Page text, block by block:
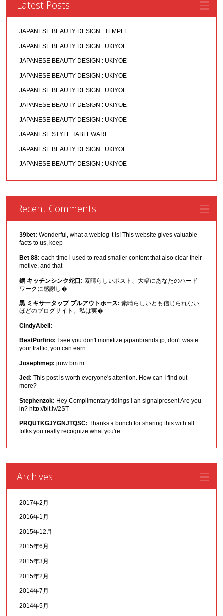
Latest Posts
JAPANESE BEAUTY DESIGN : TEMPLE
JAPANESE BEAUTY DESIGN : UKIYOE
JAPANESE BEAUTY DESIGN : UKIYOE
JAPANESE BEAUTY DESIGN : UKIYOE
JAPANESE BEAUTY DESIGN : UKIYOE
JAPANESE BEAUTY DESIGN : UKIYOE
JAPANESE BEAUTY DESIGN : UKIYOE
JAPANESE STYLE TABLEWARE
JAPANESE BEAUTY DESIGN : UKIYOE
JAPANESE BEAUTY DESIGN : UKIYOE
Recent Comments
39bet: Wonderful, what a weblog it is! This website gives valuable
facts to us, keep
Bet 88: each time i used to read smaller content that also clear their
motive, and that
銅 キッチンシンク蛇口: 素晴らしいポスト、大幅にあなたのハード
ワークに感謝し�
黒 ミキサータップ プルアウトホース: 素晴らしいとも信じられない
ほどのブログサイト。私は実�
CindyAbell:
BestPorfirio:
I see you don't monetize japanbrands.jp, don't waste
your traffic, you can earn
Josephmep: jruw bm m
Jed: This post is worth everyone's attention. How can I find out
more?
Stephenzok: Hey Complimentary tidings ! an signalpresent Are you
in? http://bit.ly/2ST
PRQUTKGJYGNJTQSC: Thanks a bunch for sharing this with all
folks you really recognize what you're
Archives
2017年2月
2016年1月
2015年12月
2015年6月
2015年3月
2015年2月
2014年7月
2014年5月